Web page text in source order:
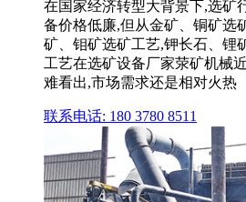
在国家经济转型大背景下,选矿
备价格低廉,但从金矿、铜矿选
矿、钼矿选矿工艺,钾长石、锂
工艺在选矿设备厂家荥矿机械
难看出,市场需求还是相对火热
联系电话: 180 3780 8511